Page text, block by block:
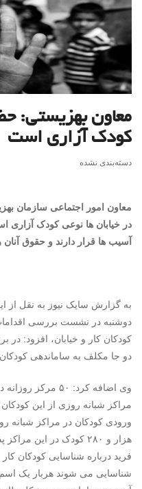
معاون بهزیستی:
کودک آزاری است
دسته‌بندی نشده
معاون امور اجتماعی سازمان
در خیابان ها نوعی کودک آزاری
آسیب ها قرار دارند و حقوق
به گزارش سایک نیوز به نقل از
دوشنبه در نشست بررسی
کودکان کار و خیابان، افزود:
دو جا مکلف به ساماندهی
مراکز شبانه روزی از این
هزار و ۲۸۰ کودک در این مراکز پذیرش شدند.
فرید درباره شناسایی کودکان
شناسایی می شوند هربار یک اسم